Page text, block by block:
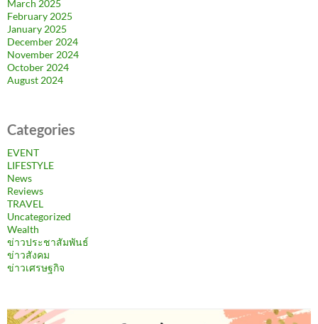
March 2025
February 2025
January 2025
December 2024
November 2024
October 2024
August 2024
Categories
EVENT
LIFESTYLE
News
Reviews
TRAVEL
Uncategorized
Wealth
ข่าวประชาสัมพันธ์
ข่าวสังคม
ข่าวเศรษฐกิจ